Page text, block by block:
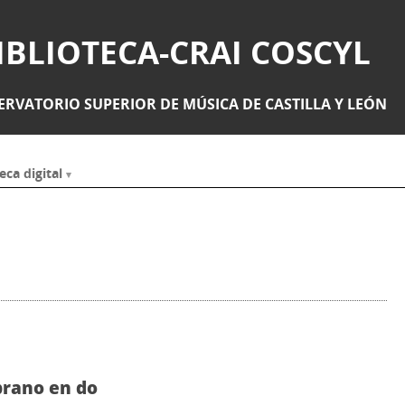
CRAI COSCYL
SUPERIOR DE MÚSICA DE CASTILLA Y LEÓN
digital
en do